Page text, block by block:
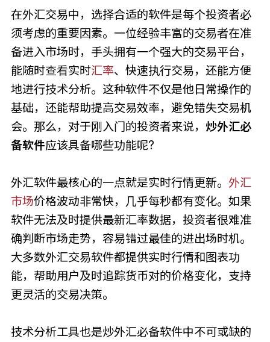
在外汇交易中，选择合适的软件是每个投资者必
须考虑的重要因素。一位经验丰富的交易者在准
备进入市场时，手头拥有一个强大的交易平台，
能随时查看实时汇率、快速执行交易，还能方便
地进行技术分析。这种软件不仅是他日常操作的
基础，还能帮助提高交易效率，避免错失交易机
会。那么，对于刚入门的投资者来说， 炒外汇必
备软件应该具备哪些功能呢?
外汇软件最核心的一点就是实时行情更新。 外汇
市场价格波动非常快，几乎每秒都有变化。如果
软件无法及时提供最新汇率数据，投资者很难准
确判断市场走势，容易错过最佳的进出场时机。
大多数外汇交易软件都提供实时行情和图表功
能，帮助用户及时追踪货币对的价格变化，支持
更灵活的交易决策。
技术分析工具也是炒外汇必备软件中不可或缺的